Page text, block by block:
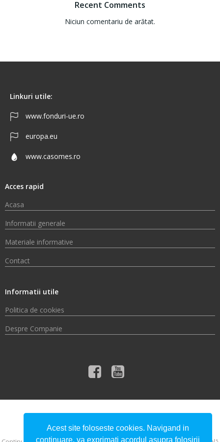
Recent Comments
Niciun comentariu de arătat.
Linkuri utile:
www.fonduri-ue.ro
europa.eu
www.casomes.ro
Acces rapid
Acasa
Informatii generale
Materiale informative
Contact
Informatii utile
Politica de cookies
Despre Companie
© 2026 Compania de Apă Someș S.A.
Acest site foloseste cookies. Navigand in
continuare, va exprimati acordul asupra folosirii